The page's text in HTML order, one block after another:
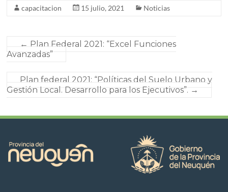
capacitacion 15 julio, 2021 Noticias
← Plan Federal 2021: “Excel Funciones
Avanzadas”
Plan federal 2021: “Políticas del Suelo Urbano y
Gestión Local. Desarrollo para los Ejecutivos”. →